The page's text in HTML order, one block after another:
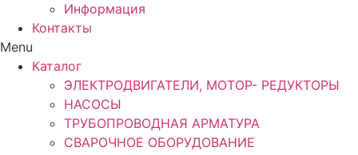
Информация
Контакты
Menu
Каталог
ЭЛЕКТРОДВИГАТЕЛИ, МОТОР- РЕДУКТОРЫ
НАСОСЫ
ТРУБОПРОВОДНАЯ АРМАТУРА
СВАРОЧНОЕ ОБОРУДОВАНИЕ